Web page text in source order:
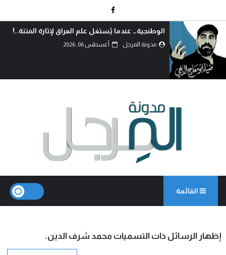
الوطنجية… عندما يُستغل علم العراق لإثارة الفتنة..!
مدونة المرجل أغسطس 06, 2026
القائمة
‏إظهار الرسائل ذات التسميات محمد شرف الدين.